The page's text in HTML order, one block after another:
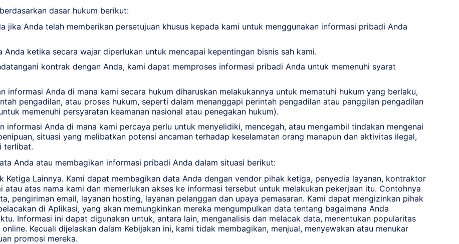
dasar hukum berikut:
jika Anda telah memberikan persetujuan khusus kepada kami untuk menggunakan informasi pribadi Anda
Anda ketika secara wajar diperlukan untuk mencapai kepentingan bisnis sah kami.
kontrak dengan Anda, kami dapat memproses informasi pribadi Anda untuk memenuhi syarat
informasi Anda di mana kami secara hukum diharuskan melakukannya untuk mematuhi hukum yang berlaku,
pengadilan, atau proses hukum, seperti dalam menanggapi perintah pengadilan atau panggilan pengadilan
memenuhi persyaratan keamanan nasional atau penegakan hukum).
informasi Anda di mana kami percaya perlu untuk menyelidiki, mencegah, atau mengambil tindakan mengenai
situasi yang melibatkan potensi ancaman terhadap keselamatan orang manapun dan aktivitas ilegal,
terlibat.
Anda atau membagikan informasi pribadi Anda dalam situasi berikut:
Ketiga Lainnya. Kami dapat membagikan data Anda dengan vendor pihak ketiga, penyedia layanan, kontraktor
atas nama kami dan memerlukan akses ke informasi tersebut untuk melakukan pekerjaan itu. Contohnya
pengiriman email, layanan hosting, layanan pelanggan dan upaya pemasaran. Kami dapat mengizinkan pihak
di Aplikasi, yang akan memungkinkan mereka mengumpulkan data tentang bagaimana Anda
Informasi ini dapat digunakan untuk, antara lain, menganalisis dan melacak data, menentukan popularitas
Kecuali dijelaskan dalam Kebijakan ini, kami tidak membagikan, menjual, menyewakan atau menukar
promosi mereka.